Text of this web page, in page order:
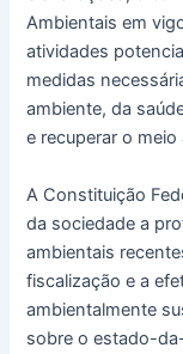
Ambientais em
atividades
medidas
ambiente, da
e recuperar o meio
A Constituição
da sociedade a
ambientais
fiscalização e a
ambientalmente
sobre o estado-